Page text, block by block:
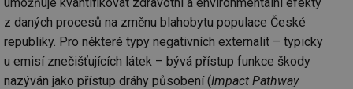
z daných procesů na změnu blahobytu populace České
republiky. Pro některé typy negativních externalit – typicky
u emisí znečišťujících látek – bývá přístup funkce škody
nazýván jako přístup dráhy působení (Impact Pathway